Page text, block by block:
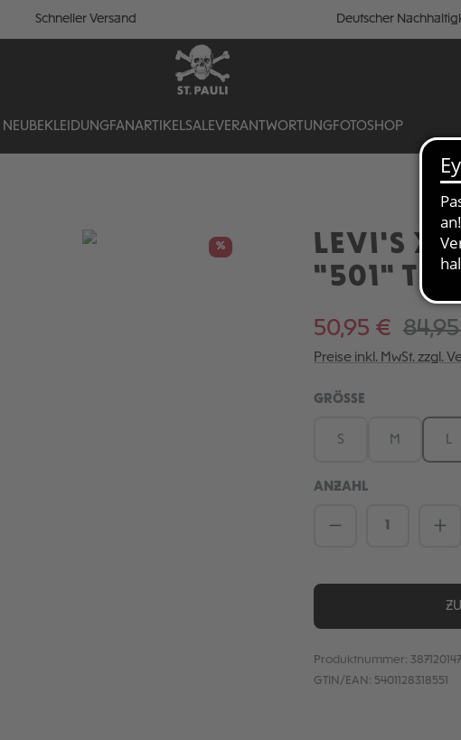
Schneller Versand Deutscher
NEU BEKLEIDUNGFANARTIKELSALEVERANTWORTUNGFOTOSHOP
%
LEVI'S X
"501"
50,95 €
Preise inkl. MwSt. zzgl.
GRÖSSE AUSWÄHLEN
S M
ANZAHL
Produkt
Produktnummer:
GTIN/EAN: 5401128318551